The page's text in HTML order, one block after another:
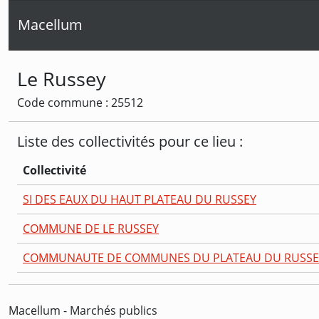
Macellum
Le Russey
Code commune : 25512
Liste des collectivités pour ce lieu :
Collectivité
SI DES EAUX DU HAUT PLATEAU DU RUSSEY
COMMUNE DE LE RUSSEY
COMMUNAUTE DE COMMUNES DU PLATEAU DU
Macellum - Marchés publics